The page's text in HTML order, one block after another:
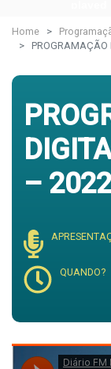
Home
– 2022
QUANDO?